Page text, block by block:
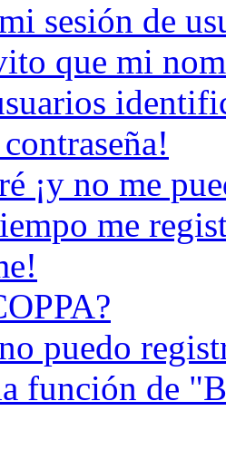
sesión de
que mi
¡y no me
me
puedo
función de